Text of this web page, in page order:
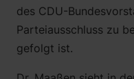
des CDU-
Parteiausschluss zu
gefolgt ist.